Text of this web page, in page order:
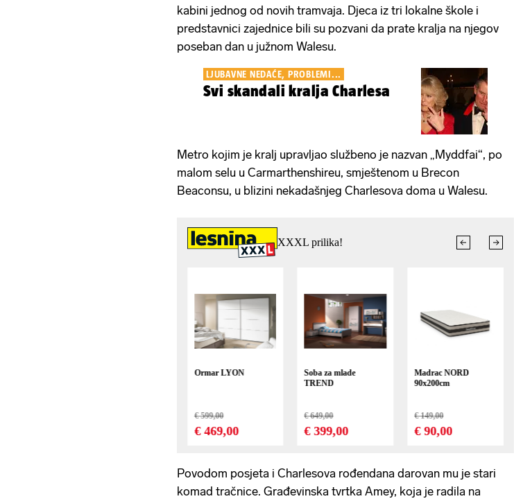
kabini jednog od novih tramvaja. Djeca iz tri lokalne škole i
predstavnici zajednice bili su pozvani da prate kralja na njegov
poseban dan u južnom Walesu.
LJUBAVNE NEDAĆE, PROBLEMI...
Svi skandali kralja Charlesa
Metro kojim je kralj upravljao službeno je nazvan „Myddfai“, po
malom selu u Carmarthenshireu, smještenom u Brecon
Beaconsu, u blizini nekadašnjeg Charlesova doma u Walesu.
Povodom posjeta i Charlesova rođendana darovan mu je stari
komad tračnice. Građevinska tvrtka Amey, koja je radila na